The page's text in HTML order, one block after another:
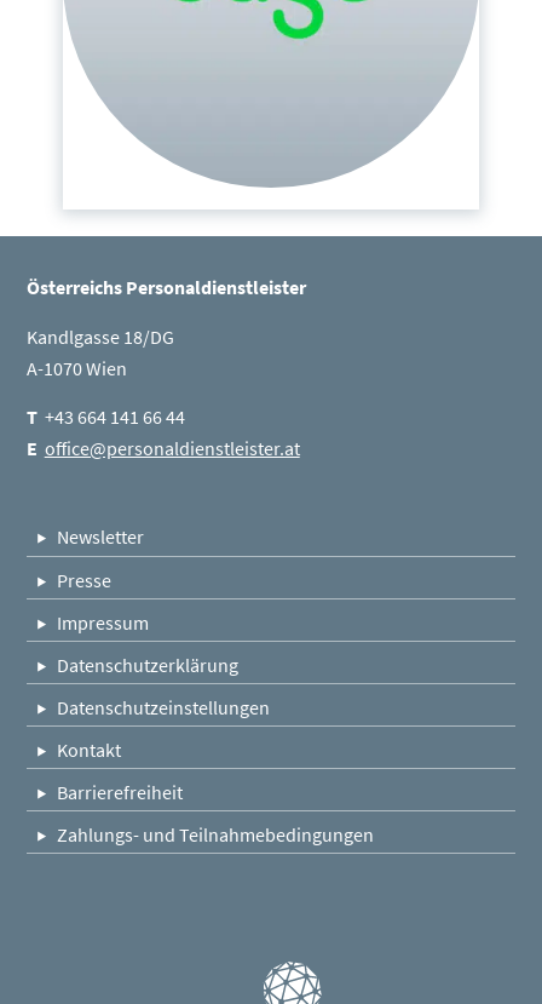
Österreichs Personaldienstleister
Kandlgasse 18/DG
A-1070 Wien
T+43 664 141 66 44
E office@personaldienstleister.at
Newsletter
Presse
Impressum
Datenschutzerklärung
Datenschutzeinstellungen
Kontakt
Barrierefreiheit
Zahlungs- und Teilnahmebedingungen